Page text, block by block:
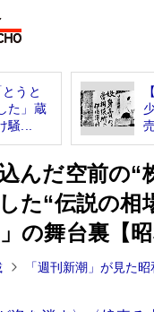
とうと
た」蔵
騒...
んだ空前の
た“伝説の
の舞台裏【昭
「週刊新潮」が見た昭